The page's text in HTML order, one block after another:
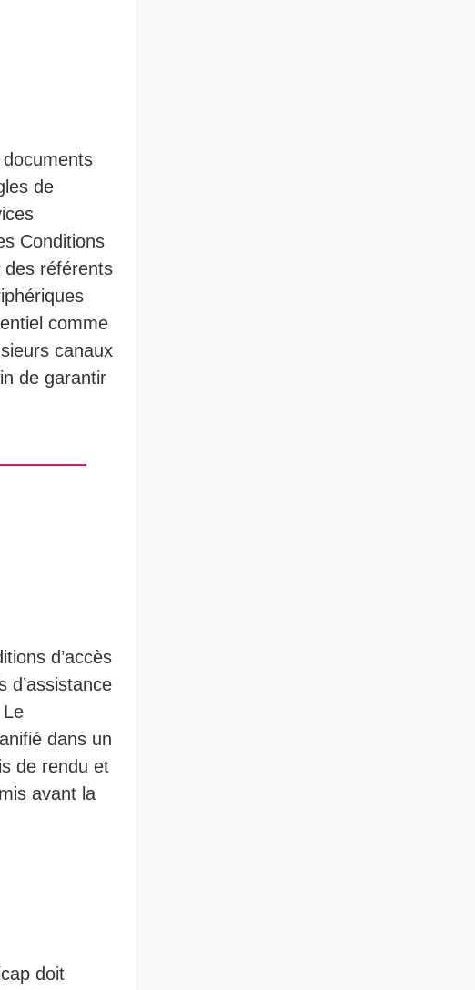
de
Conditions
des référents
comme
canaux
de garantir
d’accès
d’assistance
dans un
de rendu et
avant la
doit